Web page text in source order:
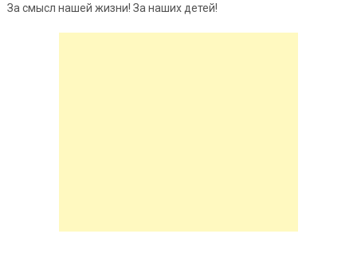
За смысл нашей жизни! За наших детей!